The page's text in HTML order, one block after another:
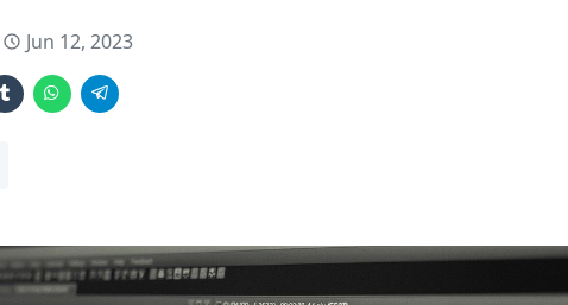
Jun 12, 2023